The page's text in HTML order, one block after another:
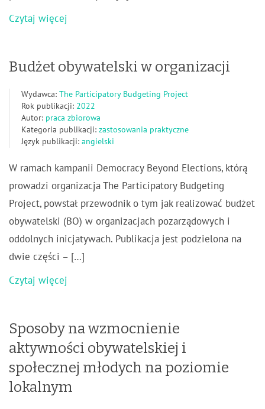
Czytaj więcej
Budżet obywatelski w organizacji
Wydawca: The Participatory Budgeting Project
Rok publikacji: 2022
Autor: praca zbiorowa
Kategoria publikacji: zastosowania praktyczne
Język publikacji: angielski
W ramach kampanii Democracy Beyond Elections, którą
prowadzi organizacja The Participatory Budgeting
Project, powstał przewodnik o tym jak realizować budżet
obywatelski (BO) w organizacjach pozarządowych i
oddolnych inicjatywach. Publikacja jest podzielona na
dwie części – […]
Czytaj więcej
Sposoby na wzmocnienie
aktywności obywatelskiej i
społecznej młodych na poziomie
lokalnym